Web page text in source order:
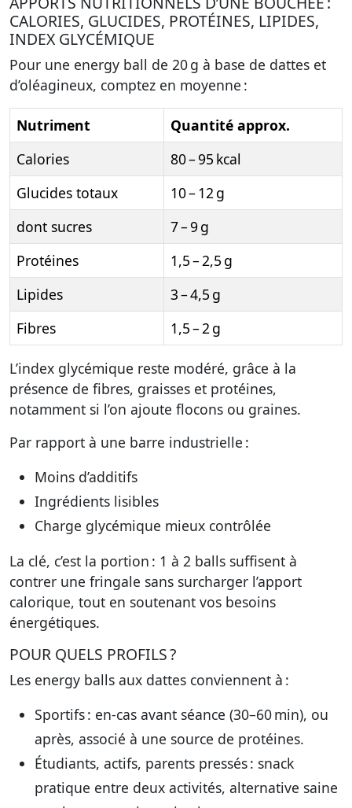
CALORIES, GLUCIDES, PROTÉINES, LIPIDES,
INDEX GLYCÉMIQUE
Pour une energy ball de 20 g à base de dattes et
d’oléagineux, comptez en moyenne :
Nutriment
Quantité approx.
Calories
80 – 95 kcal
Glucides totaux
10 – 12 g
dont sucres
7 – 9 g
Protéines
1,5 – 2,5 g
Lipides
3 – 4,5 g
Fibres
1,5 – 2 g
L’index glycémique reste modéré, grâce à la
présence de fibres, graisses et protéines,
notamment si l’on ajoute flocons ou graines.
Par rapport à une barre industrielle :
Moins d’additifs
Ingrédients lisibles
Charge glycémique mieux contrôlée
La clé, c’est la portion : 1 à 2 balls suffisent à
contrer une fringale sans surcharger l’apport
calorique, tout en soutenant vos besoins
énergétiques.
POUR QUELS PROFILS ?
Les energy balls aux dattes conviennent à :
Sportifs: en-cas avant séance (30–60 min), ou
après, associé à une source de protéines.
Étudiants, actifs, parents pressés: snack
pratique entre deux activités, alternative saine